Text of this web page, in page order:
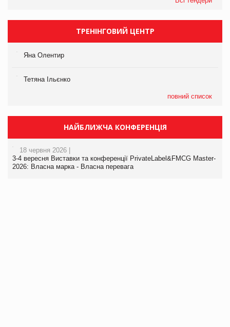
ТРЕНІНГОВИЙ ЦЕНТР
Яна Олентир
Тетяна Ільєнко
повний список
НАЙБЛИЖЧА КОНФЕРЕНЦІЯ
18 червня 2026 |
3-4 вересня Виставки та конференції PrivateLabel&FMCG Master-
2026: Власна марка - Власна перевага